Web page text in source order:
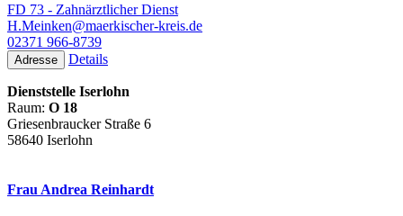
FD 73 - Zahnärztlicher Dienst
H.Meinken@maerkischer-kreis.de
02371 966-8739
Adresse Details
Dienststelle Iserlohn
Raum: O 18
Griesenbraucker Straße 6
58640 Iserlohn
Frau Andrea Reinhardt